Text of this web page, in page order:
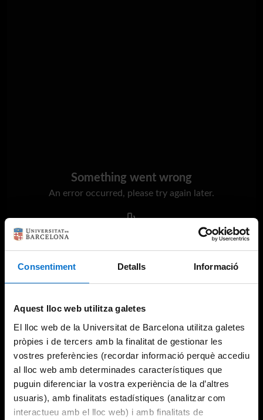
Consentiment Detalls Informació
Aquest lloc web utilitza galetes
El lloc web de la Universitat de Barcelona utilitza galetes
pròpies i de tercers amb la finalitat de gestionar les
vostres preferències (recordar informació perquè accediu
al lloc web amb determinades característiques que
puguin diferenciar la vostra experiència de la d’altres
usuaris), amb finalitats estadístiques (analitzar com
interactueu amb el lloc web) i amb finalitats de
Something went wrong
An error occurred, please try again later.